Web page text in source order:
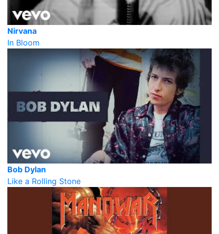
Nirvana
In Bloom
Bob Dylan
Like a Rolling Stone